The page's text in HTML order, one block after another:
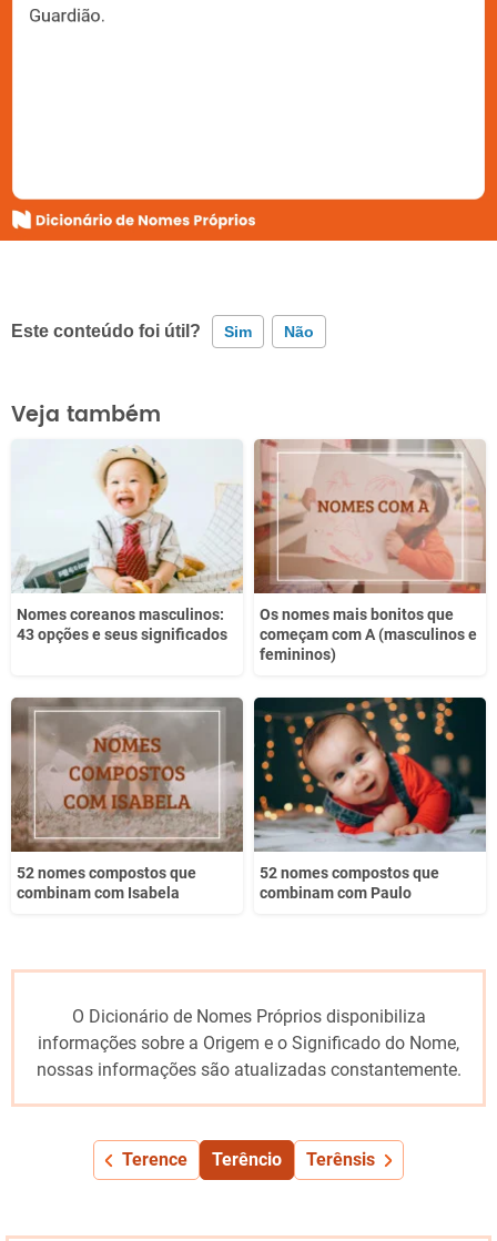
Este conteúdo foi útil? Sim Não
Este conteúdo contém informação incorreta
Este conteúdo não tem a informação que procuro
Veja também
Nomes coreanos masculinos:
43 opções e seus significados
Os nomes mais bonitos que
começam com A (masculinos e
femininos)
52 nomes compostos que
combinam com Isabela
52 nomes compostos que
combinam com Paulo
O Dicionário de Nomes Próprios disponibiliza
informações sobre a Origem e o Significado do Nome,
nossas informações são atualizadas constantemente.
Terence Terêncio Terênsis